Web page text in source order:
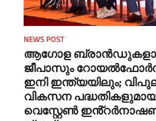
NEWS POST
ആഗോള
ജീപാസും
ഇനി ഇന്ത്യയിലും;
വികസന
വെസ്റ്റേൺ